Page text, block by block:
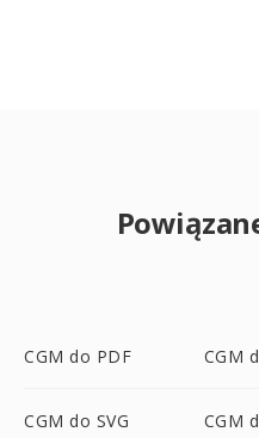
CGM do PDF CGM
CGM do SVG CGM